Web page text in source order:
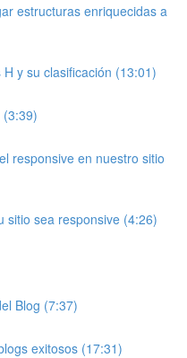
estructuras enriquecidas a
y su clasificación (13:01)
(3:39)
responsive en nuestro sitio
sitio sea responsive (4:26)
Blog (7:37)
exitosos (17:31)